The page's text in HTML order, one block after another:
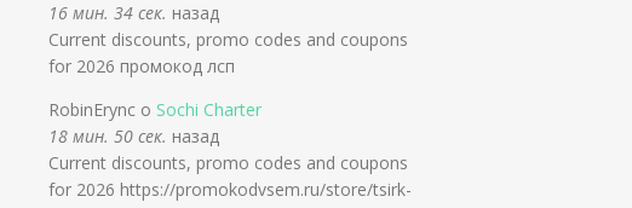
16 мин. 34 сек. назад
Current discounts, promo codes and coupons
for 2026 промокод лсп
RobinErync о Sochi Charter
18 мин. 50 сек. назад
Current discounts, promo codes and coupons
for 2026 https://promokodvsem.ru/store/tsirk-